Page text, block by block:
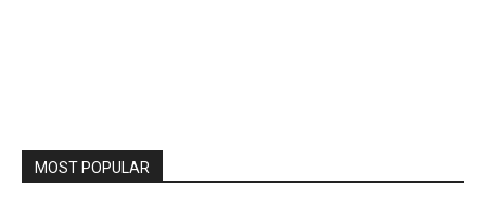
MOST POPULAR